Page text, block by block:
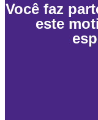
Você faz
este